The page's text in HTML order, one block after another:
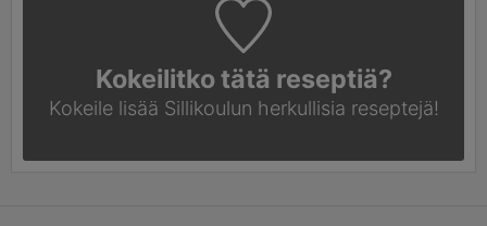
Kokeilitko tätä reseptiä?
Kokeile lisää Sillikoulun herkullisia reseptejä!